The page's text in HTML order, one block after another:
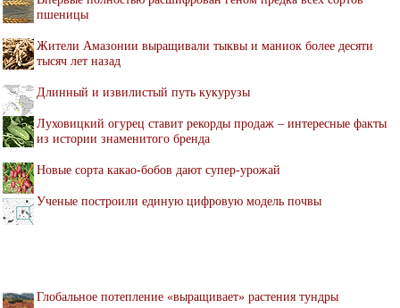
пшеницы
Жители Амазонии выращивали тыквы и маниок более десяти
тысяч лет назад
Длинный и извилистый путь кукурузы
Луховицкий огурец ставит рекорды продаж – интересные факты
из истории знаменитого бренда
Новые сорта какао-бобов дают супер-урожай
Ученые построили единую цифровую модель почвы
Глобальное потепление «выращивает» растения тундры